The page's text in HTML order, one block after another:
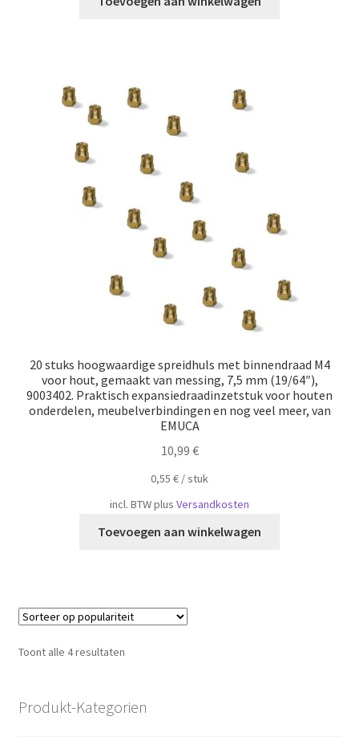
20 stuks hoogwaardige spreidhuls met binnendraad M4
voor hout, gemaakt van messing, 7,5 mm (19/64″),
9003402. Praktisch expansiedraadinzetstuk voor houten
onderdelen, meubelverbindingen en nog veel meer, van
EMUCA
10,99 €
0,55 € /​​stuk
incl. BTWplus Versandkosten
Toevoegen aan winkelwagen
Toont alle 4 resultatenGesorteerd
Produkt-Kategorien